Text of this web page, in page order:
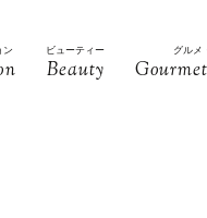
ン ビューティー
Beauty
グルメ